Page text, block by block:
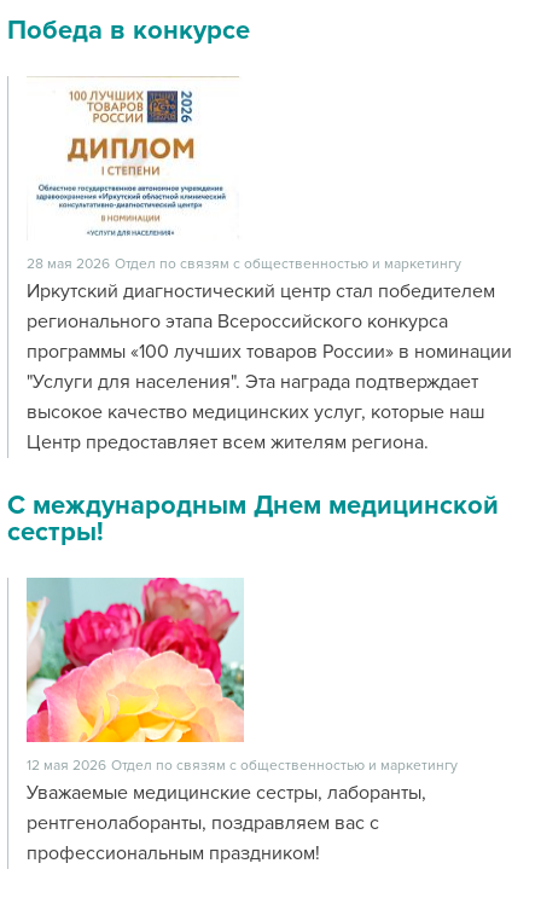
Победа в конкурсе
28 мая 2026 Отдел по связям с общественностью и маркетингу
Иркутский диагностический центр стал победителем
регионального этапа Всероссийского конкурса
программы «100 лучших товаров России» в номинации
"Услуги для населения". Эта награда подтверждает
высокое качество медицинских услуг, которые наш
Центр предоставляет всем жителям региона.
С международным Днем медицинской
сестры!
12 мая 2026 Отдел по связям с общественностью и маркетингу
Уважаемые медицинские сестры, лаборанты,
рентгенолаборанты, поздравляем вас с
профессиональным праздником!